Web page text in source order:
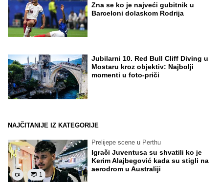
Zna se ko je najveći gubitnik u
Barceloni dolaskom Rodrija
Jubilarni 10. Red Bull Cliff Diving u
Mostaru kroz objektiv: Najbolji
momenti u foto-priči
NAJČITANIJE IZ KATEGORIJE
1
Prelijepe scene u Perthu
Igrači Juventusa su shvatili ko je
Kerim Alajbegović kada su stigli na
aerodrom u Australiji